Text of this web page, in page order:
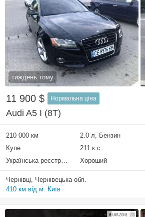
тиждень тому
11 900 $ Нормальна ціна
Audi A5 I (8T)
210 000 км 2.0 л, Бензин
Купе
211 к.с.
Українська реєстрація
Хороший
Чернівці, Чернівецька обл.
410 км від м. Київ